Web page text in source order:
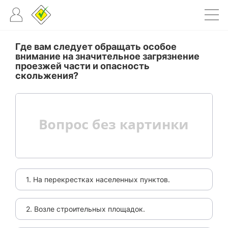
Где вам следует обращать особое
внимание на значительное загрязнение
проезжей части и опасность
скольжения?
1. На перекрестках населенных пунктов.
2. Возле строительных площадок.